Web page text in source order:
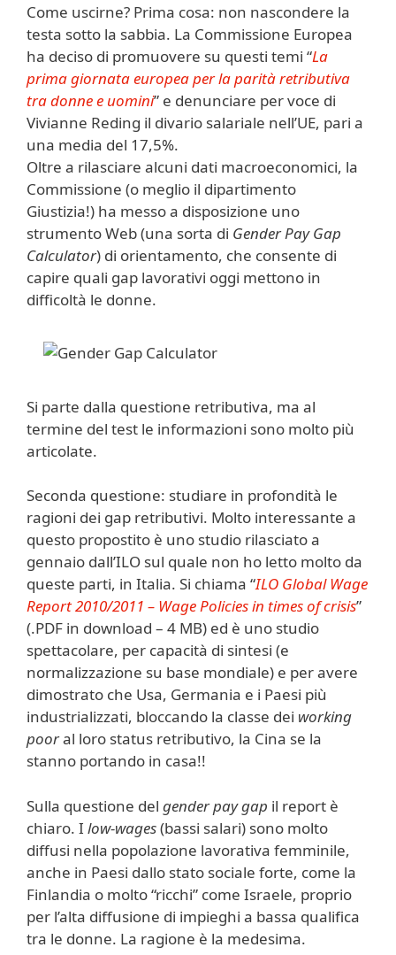
Come uscirne? Prima cosa: non nascondere la
testa sotto la sabbia. La Commissione Europea
ha deciso di promuovere su questi temi “La
prima giornata europea per la parità retributiva
tra donne e uomini” e denunciare per voce di
Vivianne Reding il divario salariale nell’UE, pari a
una media del 17,5%.
Oltre a rilasciare alcuni dati macroeconomici, la
Commissione (o meglio il dipartimento
Giustizia!) ha messo a disposizione uno
strumento Web (una sorta di Gender Pay Gap
Calculator) di orientamento, che consente di
capire quali gap lavorativi oggi mettono in
difficoltà le donne.
Si parte dalla questione retributiva, ma al
termine del test le informazioni sono molto più
articolate.
Seconda questione: studiare in profondità le
ragioni dei gap retributivi. Molto interessante a
questo propostito è uno studio rilasciato a
gennaio dall’ILO sul quale non ho letto molto da
queste parti, in Italia. Si chiama “ILO Global Wage
Report 2010/2011 – Wage Policies in times of crisis”
(.PDF in download – 4 MB) ed è uno studio
spettacolare, per capacità di sintesi (e
normalizzazione su base mondiale) e per avere
dimostrato che Usa, Germania e i Paesi più
industrializzati, bloccando la classe dei working
pooral loro status retributivo, la Cina se la
stanno portando in casa!!
Sulla questione del gender pay gap il report è
chiaro. I low-wages(bassi salari) sono molto
diffusi nella popolazione lavorativa femminile,
anche in Paesi dallo stato sociale forte, come la
Finlandia o molto “ricchi” come Israele, proprio
per l’alta diffusione di impieghi a bassa qualifica
tra le donne. La ragione è la medesima.